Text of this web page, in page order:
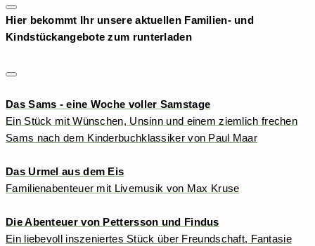
Hier bekommt Ihr unsere aktuellen Familien- und
Kindstückangebote zum runterladen
Das Sams - eine Woche voller Samstage
Ein Stück mit Wünschen, Unsinn und einem ziemlich frechen
Sams nach dem Kinderbuchklassiker von Paul Maar
Das Urmel aus dem Eis
Familienabenteuer mit Livemusik von Max Kruse
Die Abenteuer von Pettersson und Findus
Ein liebevoll inszeniertes Stück über Freundschaft, Fantasie